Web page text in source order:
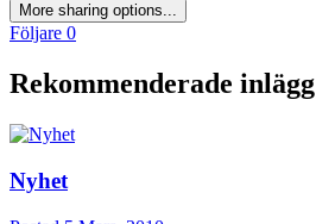
More sharing options...
Följare 0
Rekommenderade inlägg
Nyhet